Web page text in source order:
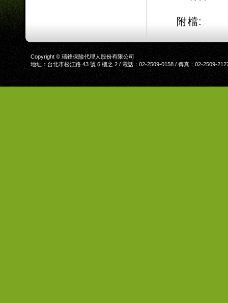
附檔:
Copyright © 瑞鋒保險代理人股份有限公司
地址：台北市松江路 43 號 6 樓之 2 / 電話：02-2509-0158 / 傳真：02-2509-